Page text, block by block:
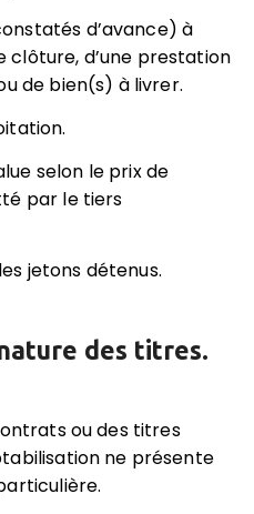
d’avance) à
clôture, d’une prestation
de bien(s) à livrer.
selon le prix de
par le tiers
jetons détenus.
des titres.
ou des titres
ne présente